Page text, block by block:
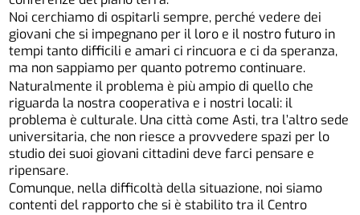
Noi cerchiamo di ospitarli sempre, perché vedere dei
giovani che si impegnano per il loro e il nostro futuro in
tempi tanto difficili e amari ci rincuora e ci da speranza,
ma non sappiamo per quanto potremo continuare.
Naturalmente il problema è più ampio di quello che
riguarda la nostra cooperativa e i nostri locali: il
problema è culturale. Una città come Asti, tra l’altro sede
universitaria, che non riesce a provvedere spazi per lo
studio dei suoi giovani cittadini deve farci pensare e
ripensare.
Comunque, nella difficoltà della situazione, noi siamo
contenti del rapporto che si è stabilito tra il Centro